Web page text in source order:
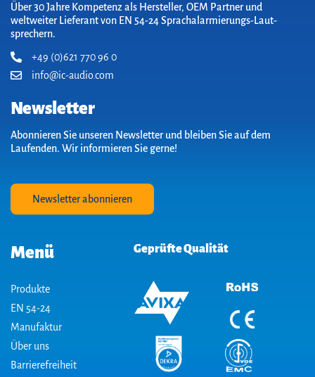
Über 30 Jahre Kompetenz als Hersteller, OEM Partner und
weltweiter Lieferant von EN 54-24 Sprach­alarm­ierungs-Laut­
sprechern.
+49 (0)621 770 96 0
info@ic-audio.com
Newsletter
Abonnieren Sie unseren Newsletter und bleiben Sie auf dem
Laufenden. Wir informieren Sie gerne!
Newsletter abonnieren
Menü
Produkte
EN 54-24
Manufaktur
Über uns
Barrierefreiheit
Geprüfte Qualität